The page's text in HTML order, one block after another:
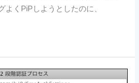
よくPiPしようとしたのに、